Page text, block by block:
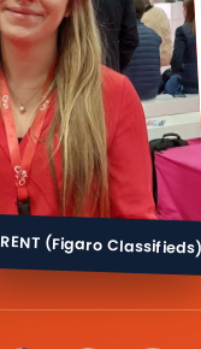
RENT (Figaro Classifieds)